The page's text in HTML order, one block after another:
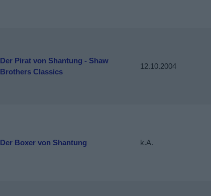
Der Pirat von Shantung - Shaw
Brothers Classics
12.10.2004
Der Boxer von Shantung k.A.